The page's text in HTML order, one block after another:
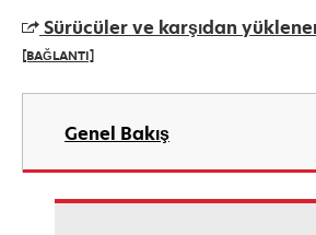
new
tab
Sürücüler ve karşıdan
[BAĞLANTI]
opens
new
Genel Bakış